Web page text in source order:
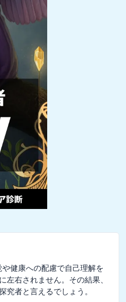
健康への配慮で自己理解を
右されません。その結果、
者と言えるでしょう。